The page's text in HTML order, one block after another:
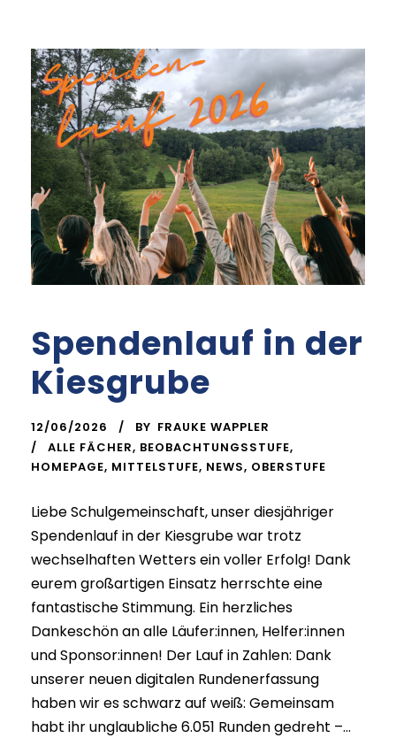
Spendenlauf in der
Kiesgrube
12/06/2026 BY FRAUKE WAPPLER
ALLE FÄCHER, BEOBACHTUNGSSTUFE,
HOMEPAGE, MITTELSTUFE, NEWS, OBERSTUFE
Liebe Schulgemeinschaft, unser diesjähriger
Spendenlauf in der Kiesgrube war trotz
wechselhaften Wetters ein voller Erfolg! Dank
eurem großartigen Einsatz herrschte eine
fantastische Stimmung. Ein herzliches
Dankeschön an alle Läufer:innen, Helfer:innen
und Sponsor:innen! Der Lauf in Zahlen: Dank
unserer neuen digitalen Rundenerfassung
haben wir es schwarz auf weiß: Gemeinsam
habt ihr unglaubliche 6.051 Runden gedreht –...